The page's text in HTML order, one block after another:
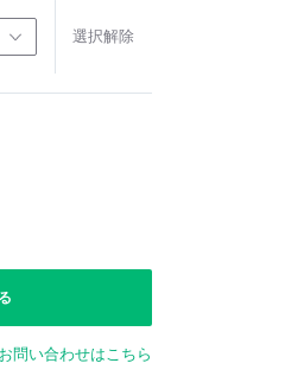
選択解除
お問い合わせはこちら